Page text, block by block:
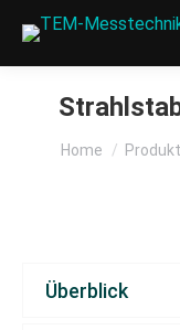
You are here:
Home
Überblick